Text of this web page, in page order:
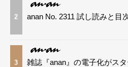
2 anan No. 2311 試し読みと目
3 雑誌『anan』の電子化がスタ